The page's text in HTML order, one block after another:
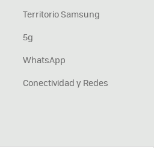
Territorio Samsung
5g
WhatsApp
Conectividad y Redes